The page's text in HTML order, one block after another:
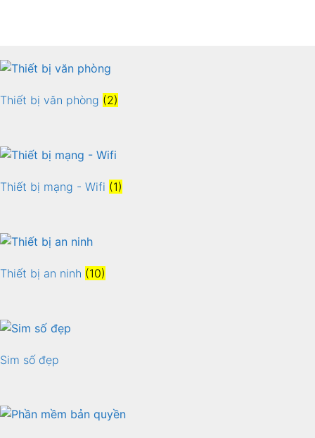
Thiết bị văn phòng (2)
Thiết bị mạng - Wifi (1)
Thiết bị an ninh (10)
Sim số đẹp